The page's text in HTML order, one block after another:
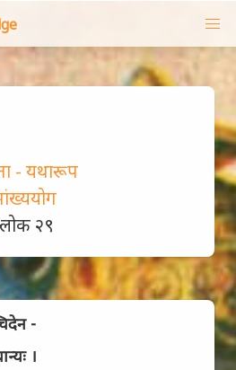
- यथारूप
२९
-
।